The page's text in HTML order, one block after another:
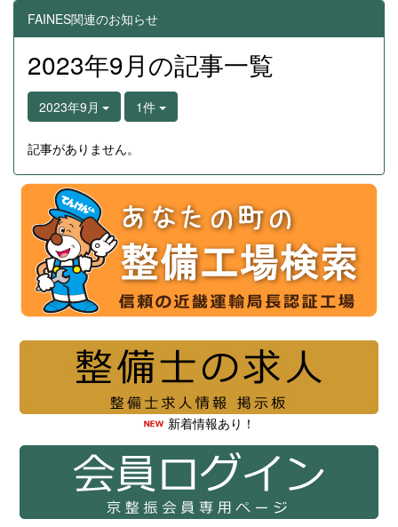
FAINES関連のお知らせ
2023年9月の記事一覧
2023年9月 1件
記事がありません。
新着情報あり！